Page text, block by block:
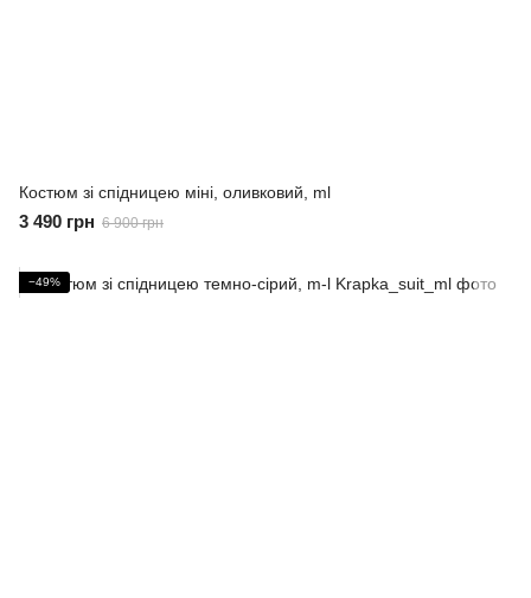
Костюм зі спідницею міні, оливковий, ml
3 490 грн 6 900 грн
−49%